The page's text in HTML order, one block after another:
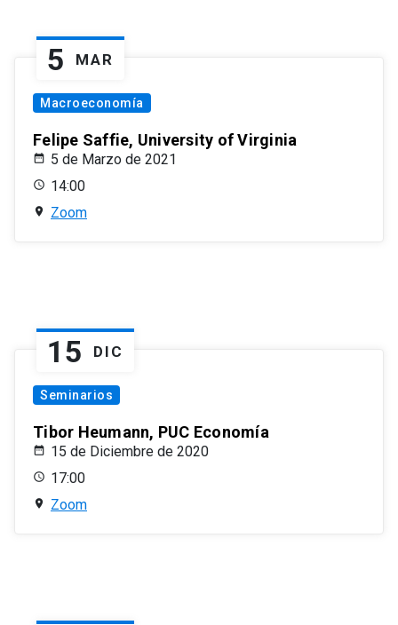
5 MAR
Macroeconomía
Felipe Saffie, University of Virginia
5 de Marzo de 2021
14:00
Zoom
15 DIC
Seminarios
Tibor Heumann, PUC Economía
15 de Diciembre de 2020
17:00
Zoom